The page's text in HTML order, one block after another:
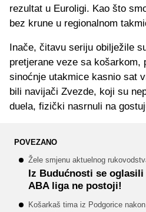
rezultat u Euroligi. Kao što
bez krune u regionalnom
Inače, čitavu seriju obilježile
pretjerane veze sa košarkom,
sinoćnje utakmice kasnio sat
bili navijači Zvezde, koji su
duela, fizički nasrnuli na
POVEZANO
Žele smjenu aktuelnog
Iz Budućnosti se oglasili
ABA liga ne postoji!
Košarkaš tima iz Podgorice